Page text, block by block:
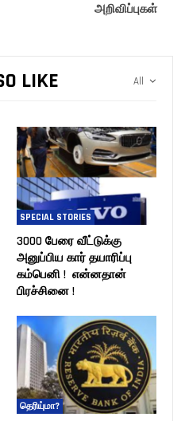
அறிவிப்புகள்
All
LIKE
SPECIAL STORIES
3000 பேரை வீட்டுக்கு
அனுப்பிய கார் தயாரிப்பு
கம்பெனி ! என்னதான்
பிரச்சினை !
தெரியு்மா?